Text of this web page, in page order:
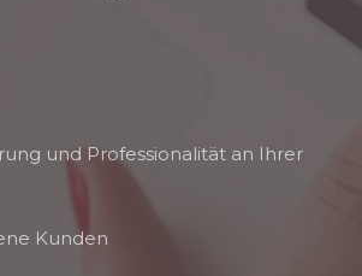
und Professionalität an Ihrer
Kunden